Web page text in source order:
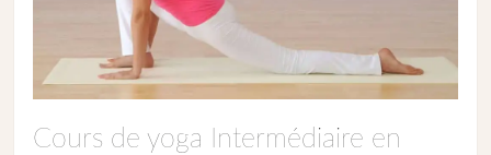
Cours de yoga Intermédiaire en